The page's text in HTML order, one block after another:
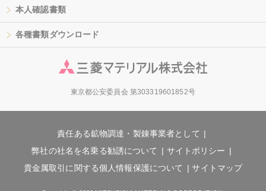
本人確認書類
各種書類ダウンロード
東京都公安委員会 第303319601852号
責任ある鉱物調達・製錬事業者として
弊社の社名を名乗る勧誘について
サイトポリシー
貴金属取引に関する個人情報保護について
サイトマップ